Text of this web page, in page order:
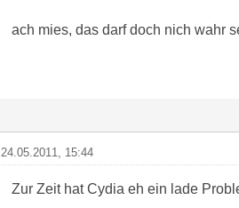
ach mies, das darf doch nich wahr
24.05.2011, 15:44
Zur Zeit hat Cydia eh ein lade